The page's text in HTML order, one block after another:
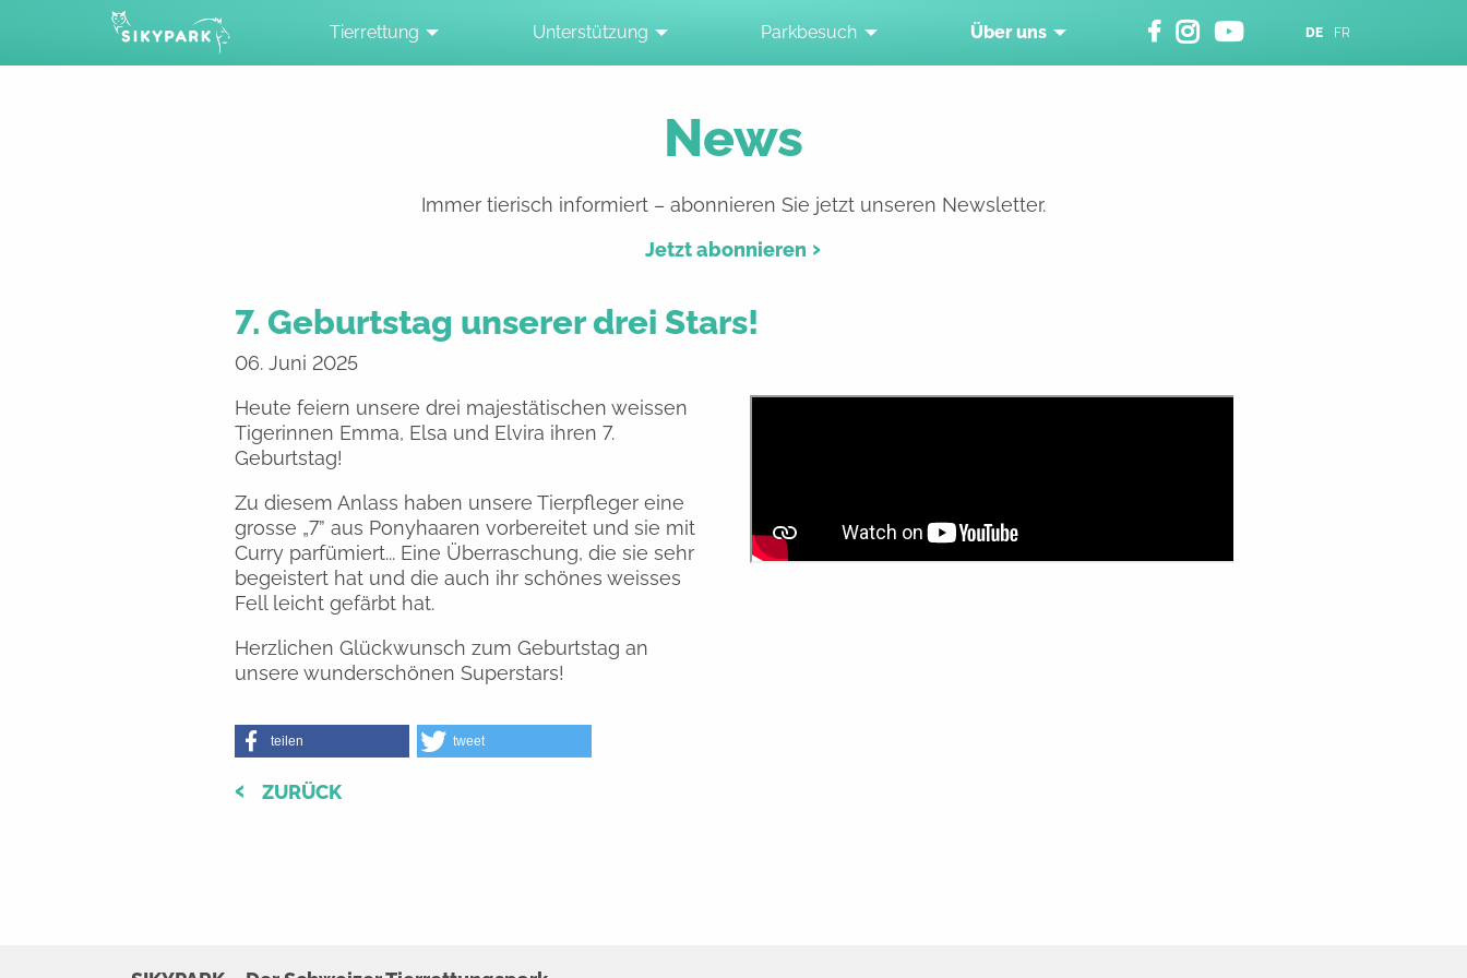
Tierrettung Unterstützung Parkbesuch Über uns DE FR
News
Immer tierisch informiert – abonnieren Sie jetzt unseren Newsletter.
Jetzt abonnieren
7. Geburtstag unserer drei Stars!
06. Juni 2025
Heute feiern unsere drei majestätischen weissen
Tigerinnen Emma, Elsa und Elvira ihren 7.
Geburtstag!
Zu diesem Anlass haben unsere Tierpfleger eine
grosse „7” aus Ponyhaaren vorbereitet und sie mit
Curry parfümiert... Eine Überraschung, die sie sehr
begeistert hat und die auch ihr schönes weisses
Fell leicht gefärbt hat.
Herzlichen Glückwunsch zum Geburtstag an
unsere wunderschönen Superstars!
teilen tweet
ZURÜCK